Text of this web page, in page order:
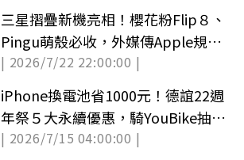
三星摺疊新機亮相！櫻花粉Flip８、
Pingu萌殼必收，外媒傳Apple規劃
租賃方案
| 2026/7/22 22:00:00 |
iPhone換電池省1000元！德誼22週
年祭５大永續優惠，騎YouBike抽萬
元禮
| 2026/7/15 04:00:00 |